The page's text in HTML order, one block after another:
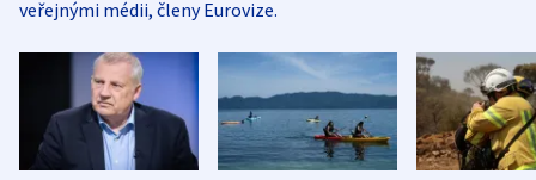
veřejnými médii, členy Eurovize.